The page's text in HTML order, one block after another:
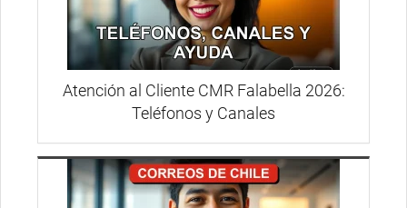
Atención al Cliente CMR Falabella 2026:
Teléfonos y Canales